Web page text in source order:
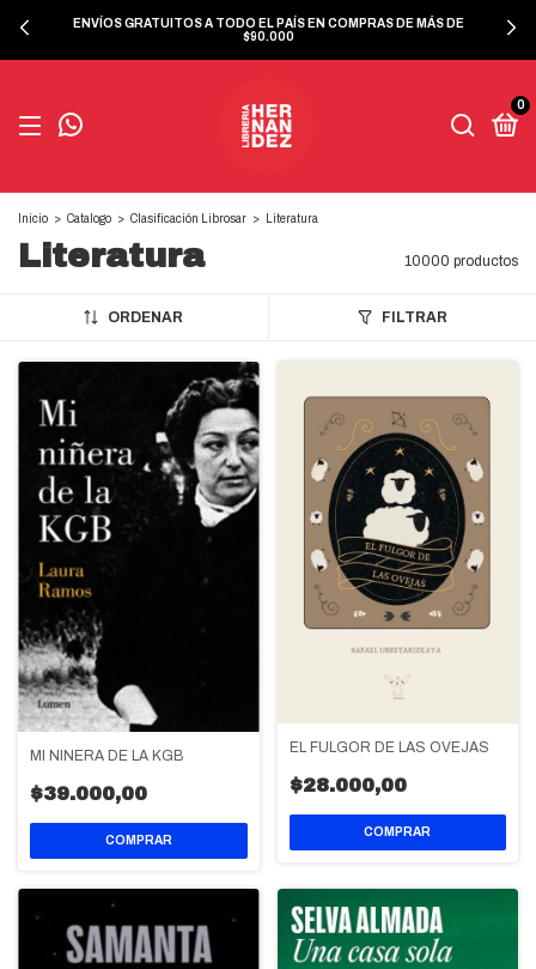
ENVÍOS GRATUITOS A TODO EL PAÍS EN COMPRAS DE MÁS DE
$90.000
0
Inicio > Catalogo > Clasificación Librosar > Literatura
Literatura 10000 productos
ORDENAR FILTRAR
MI NIÑERA DE LA KGB
$39.000,00
EL FULGOR DE LAS OVEJAS
$28.000,00